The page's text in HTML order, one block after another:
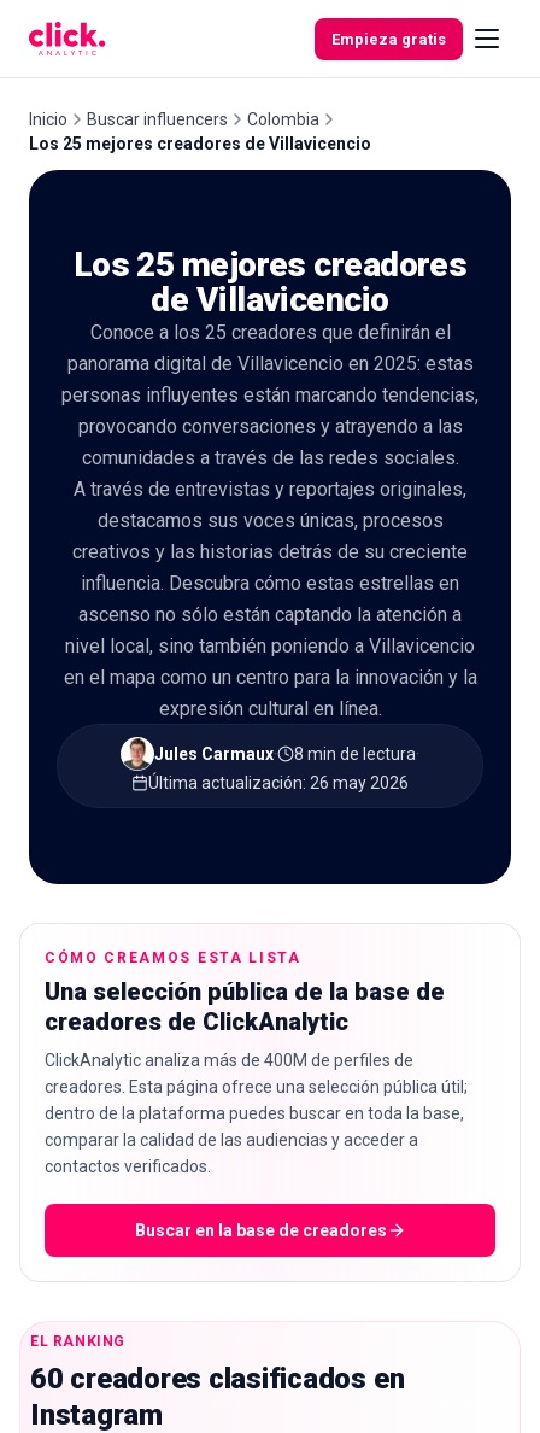
Empieza gratis
Herramientas
🇪🇸ES
Inicio Buscar influencers
Colombia
Los 25 mejores creadores de Villavicencio
Los 25 mejores creadores
de Villavicencio
Conoce a los 25 creadores que definirán el
panorama digital de Villavicencio en 2025: estas
personas influyentes están marcando tendencias,
provocando conversaciones y atrayendo a las
comunidades a través de las redes sociales.
A través de entrevistas y reportajes originales,
destacamos sus voces únicas, procesos
creativos y las historias detrás de su creciente
influencia. Descubra cómo estas estrellas en
ascenso no sólo están captando la atención a
nivel local, sino también poniendo a Villavicencio
en el mapa como un centro para la innovación y la
expresión cultural en línea.
Jules Carmaux· 8 min de lectura·
Última actualización: 26 may 2026
CÓMO CREAMOS ESTA LISTA
Una selección pública de la base de
creadores de ClickAnalytic
ClickAnalytic analiza más de 400M de perfiles de
creadores. Esta página ofrece una selección pública útil;
dentro de la plataforma puedes buscar en toda la base,
comparar la calidad de las audiencias y acceder a
contactos verificados.
Buscar en la base de creadores
EL RANKING
60 creadores clasificados en
Instagram